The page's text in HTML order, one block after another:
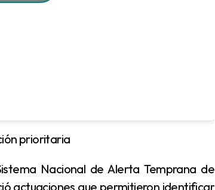
prioritaria
actuaciones que permitieron identificar